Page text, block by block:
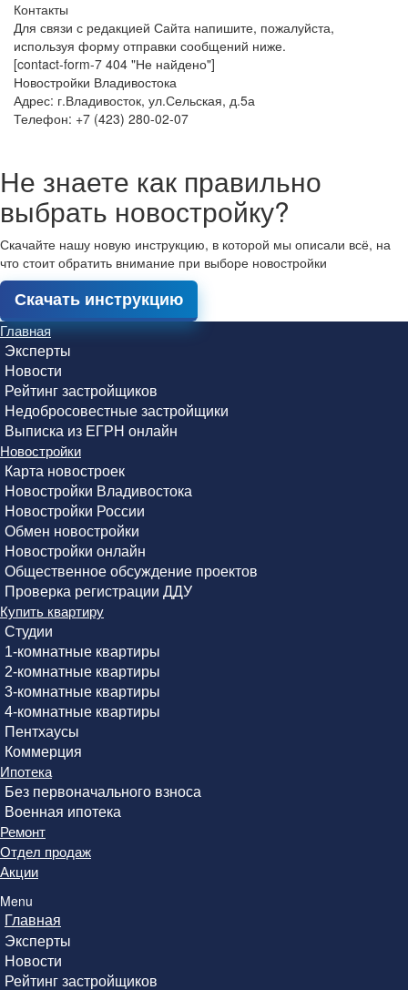
Контакты
Для связи с редакцией Сайта напишите, пожалуйста,
используя форму отправки сообщений ниже.
[contact-form-7 404 "Не найдено"]
Новостройки Владивостока
Адрес: г.Владивосток, ул.Сельская, д.5а
Телефон: +7 (423) 280-02-07
Не знаете как правильно
выбрать новостройку?
Скачайте нашу новую инструкцию, в которой мы описали всё, на
что стоит обратить внимание при выборе новостройки
Скачать инструкцию
Главная
Эксперты
Новости
Рейтинг застройщиков
Недобросовестные застройщики
Выписка из ЕГРН онлайн
Новостройки
Карта новостроек
Новостройки Владивостока
Новостройки России
Обмен новостройки
Новостройки онлайн
Общественное обсуждение проектов
Проверка регистрации ДДУ
Купить квартиру
Студии
1-комнатные квартиры
2-комнатные квартиры
3-комнатные квартиры
4-комнатные квартиры
Пентхаусы
Коммерция
Ипотека
Без первоначального взноса
Военная ипотека
Ремонт
Отдел продаж
Акции
Menu
Главная
Эксперты
Новости
Рейтинг застройщиков